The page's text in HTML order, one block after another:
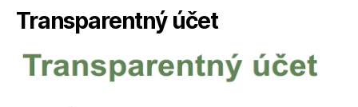
Transparentný účet